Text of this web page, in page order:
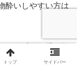
酔いしやすい方は
、平渓線に乗り換
トップ サイドバー